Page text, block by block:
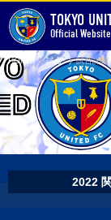
TOKYO
Official Website
HOME 試合 試合詳細
2022